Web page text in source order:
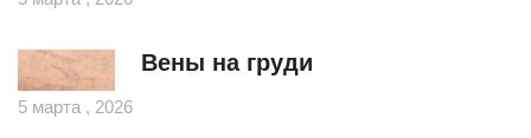
Вены на груди
5 марта , 2026